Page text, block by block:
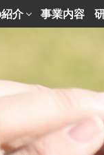
介 事業内容